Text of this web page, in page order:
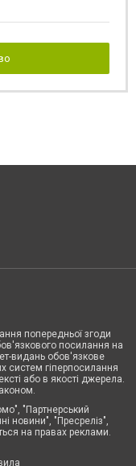
попередньої згоди
посилання на
видань обов'язкове
систем гіперпосилання
або в якості джерела.
"Партнерський
новини", "Пресреліз",
на правах реклами.